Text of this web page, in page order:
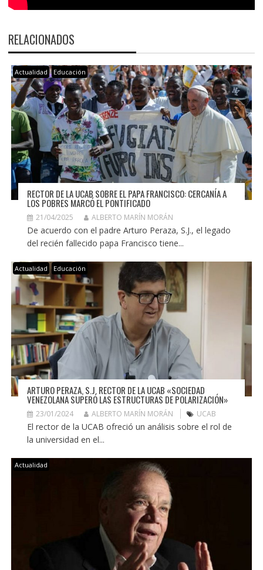
RELACIONADOS
Actualidad Educación
RECTOR DE LA UCAB SOBRE EL PAPA FRANCISCO: CERCANÍA A
LOS POBRES MARCÓ EL PONTIFICADO
21/04/2025 ALBERTO MARÍN MORÁN
De acuerdo con el padre Arturo Peraza, S.J., el legado
del recién fallecido papa Francisco tiene...
Actualidad Educación
ARTURO PERAZA, S.J. RECTOR DE LA UCAB «SOCIEDAD
VENEZOLANA SUPERÓ LAS ESTRUCTURAS DE POLARIZACIÓN»
23/01/2024 ALBERTO MARÍN MORÁN UCAB
El rector de la UCAB ofreció un análisis sobre el rol de
la universidad en el...
Actualidad